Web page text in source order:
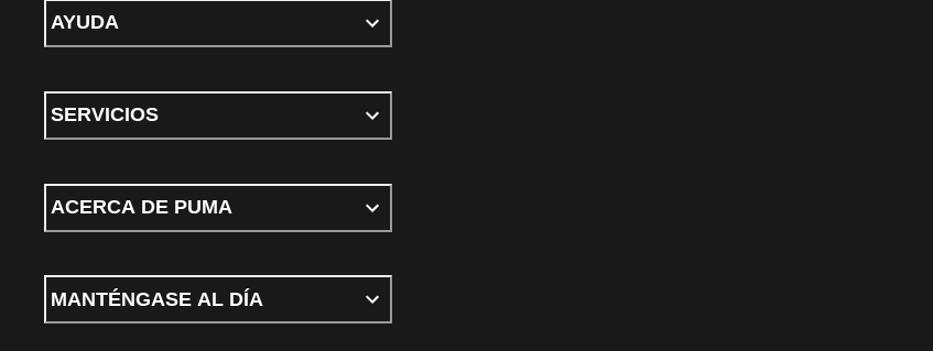
AYUDA
SERVICIOS
ACERCA DE PUMA
MANTÉNGASE AL DÍA